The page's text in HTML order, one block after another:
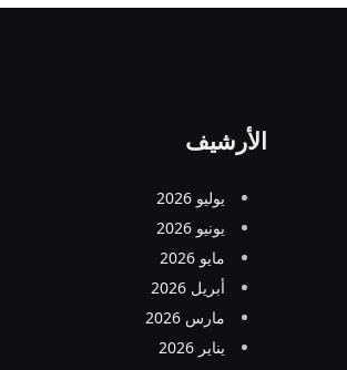
الأرشيف
يوليو 2026
يونيو 2026
مايو 2026
أبريل 2026
مارس 2026
يناير 2026